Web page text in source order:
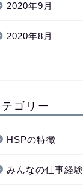
2020年9月
2020年8月
テゴリー
HSPの特徴
みんなの仕事経験